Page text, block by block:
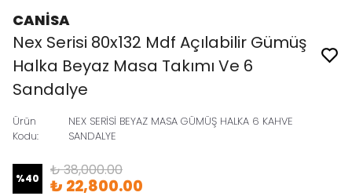
CANİSA
Nex Serisi 80x132 Mdf Açılabilir Gümüş
Halka Beyaz Masa Takımı Ve 6
Sandalye
Ürün
Kodu:
NEX SERİSİ BEYAZ MASA GÜMÜŞ HALKA 6 KAHVE
SANDALYE
%40 ₺ 38,000.00
₺ 22,800.00